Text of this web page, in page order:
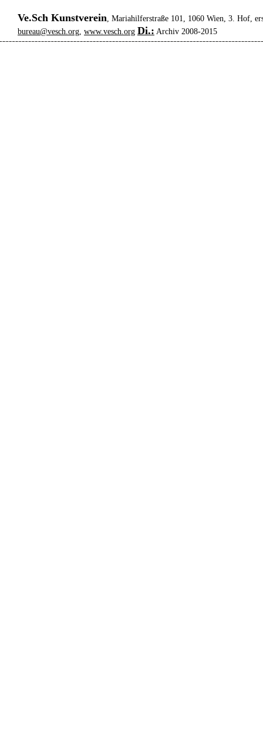
Ve.Sch Kunstverein, Mariahilferstraße 101, 1060 Wien, 3. Hof,
bureau@vesch.org, www.vesch.org Di.: Archiv 2008-2015